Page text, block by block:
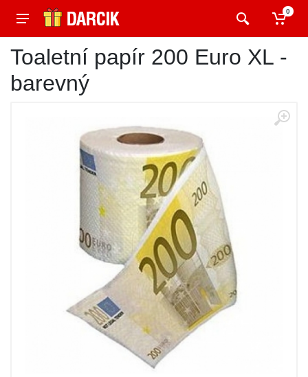
0
Toaletní papír 200 Euro XL -
barevný